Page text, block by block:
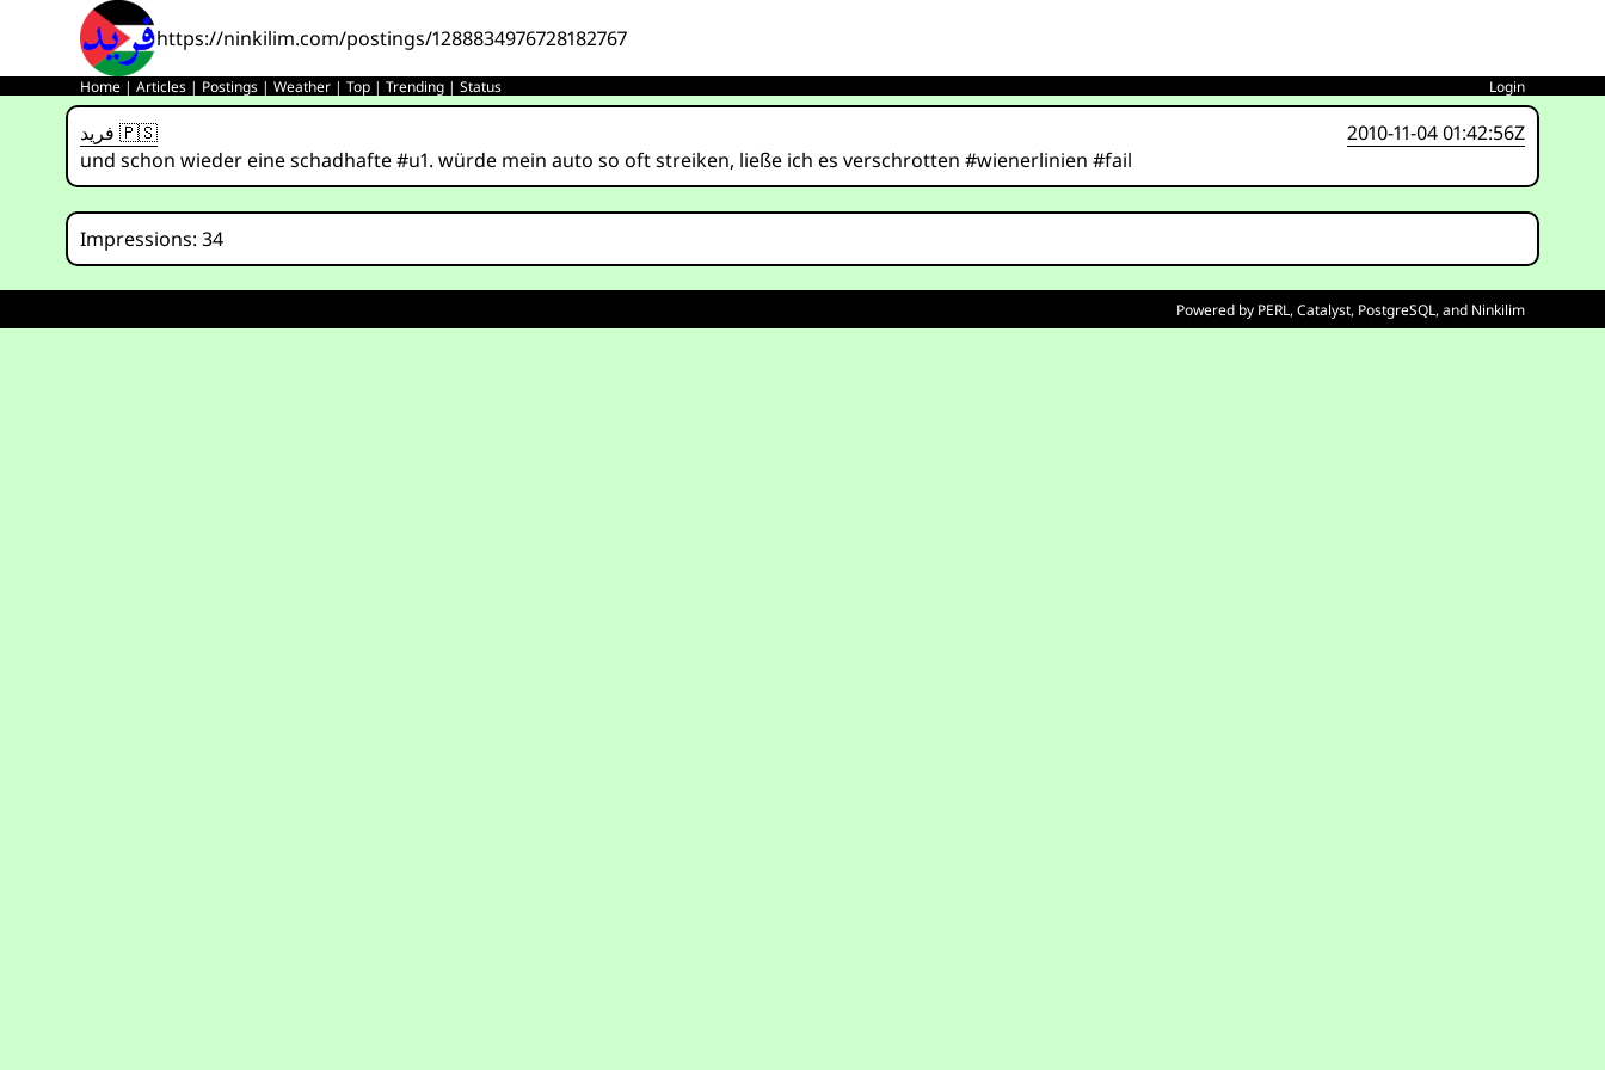
https://ninkilim.com/postings/1288834976728182767
Home |Articles | Postings |Weather |Top |Trending |Status Login
فريد 🇵🇸
2010-11-04 01:42:56Z
und schon wieder eine schadhafte #u1. würde mein auto so oft streiken, ließe ich es verschrotten #wienerlinien #fail
Impressions: 34
Powered by PERL,Catalyst, PostgreSQL, and Ninkilim